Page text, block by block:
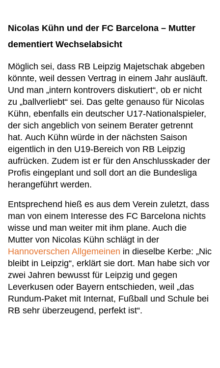
Nicolas Kühn und der FC Barcelona – Mutter
dementiert Wechselabsicht
Möglich sei, dass RB Leipzig Majetschak abgeben
könnte, weil dessen Vertrag in einem Jahr ausläuft.
Und man „intern kontrovers diskutiert“, ob er nicht
zu „ballverliebt“ sei. Das gelte genauso für Nicolas
Kühn, ebenfalls ein deutscher U17-Nationalspieler,
der sich angeblich von seinem Berater getrennt
hat. Auch Kühn würde in der nächsten Saison
eigentlich in den U19-Bereich von RB Leipzig
aufrücken. Zudem ist er für den Anschlusskader der
Profis eingeplant und soll dort an die Bundesliga
herangeführt werden.
Entsprechend hieß es aus dem Verein zuletzt, dass
man von einem Interesse des FC Barcelona nichts
wisse und man weiter mit ihm plane. Auch die
Mutter von Nicolas Kühn schlägt in der
Hannoverschen Allgemeinen in dieselbe Kerbe: „Nic
bleibt in Leipzig“, erklärt sie dort. Man habe sich vor
zwei Jahren bewusst für Leipzig und gegen
Leverkusen oder Bayern entschieden, weil „das
Rundum-Paket mit Internat, Fußball und Schule bei
RB sehr überzeugend, perfekt ist“.